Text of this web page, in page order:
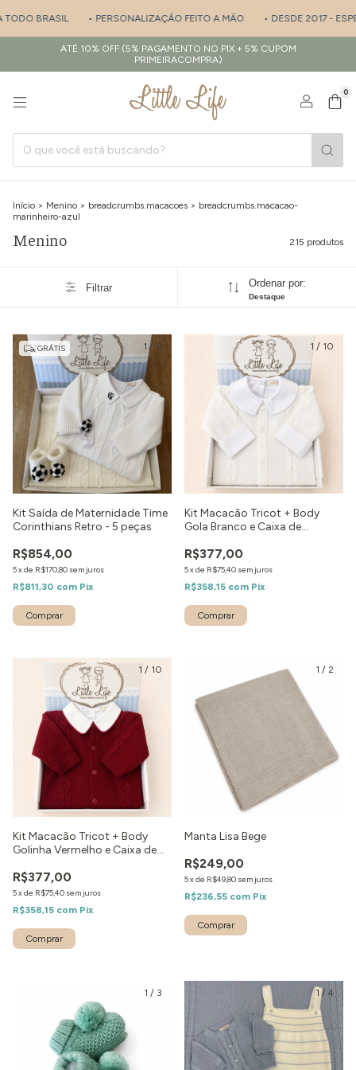
• PERSONALIZAÇÃO FEITO A MÃO • DESDE 2017 - ESPECIALISTA EM
ATÉ 10% OFF (5% PAGAMENTO NO PIX + 5% CUPOM
PRIMEIRACOMPRA)
0
Início > Menino > breadcrumbs.macacoes > breadcrumbs.macacao-
marinheiro-azul
Menino 215 produtos
Filtrar Ordenar por:
Destaque
1 / 8
GRÁTIS
Kit Saída de Maternidade Time
Corinthians Retro - 5 peças
R$854,00
5xde R$170,80 sem juros
R$811,30 com Pix
Comprar
1 / 10
Kit Macacão Tricot + Body
Gola Branco e Caixa de
R$377,00
5xde R$75,40 sem juros
R$358,15 com Pix
Comprar
1 / 10
Kit Macacão Tricot + Body
Golinha Vermelho e Caixa de
R$377,00
5xde R$75,40 sem juros
R$358,15 com Pix
Comprar
1 / 2
Manta Lisa Bege
R$249,00
5xde R$49,80 sem juros
R$236,55 com Pix
1 / 3 1 / 4